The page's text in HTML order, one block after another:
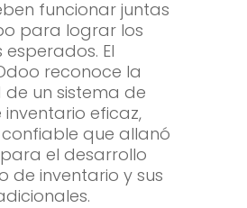
funcionar juntas
para lograr los
El
reconoce la
un sistema de
eficaz,
que allanó
el desarrollo
de inventario y sus